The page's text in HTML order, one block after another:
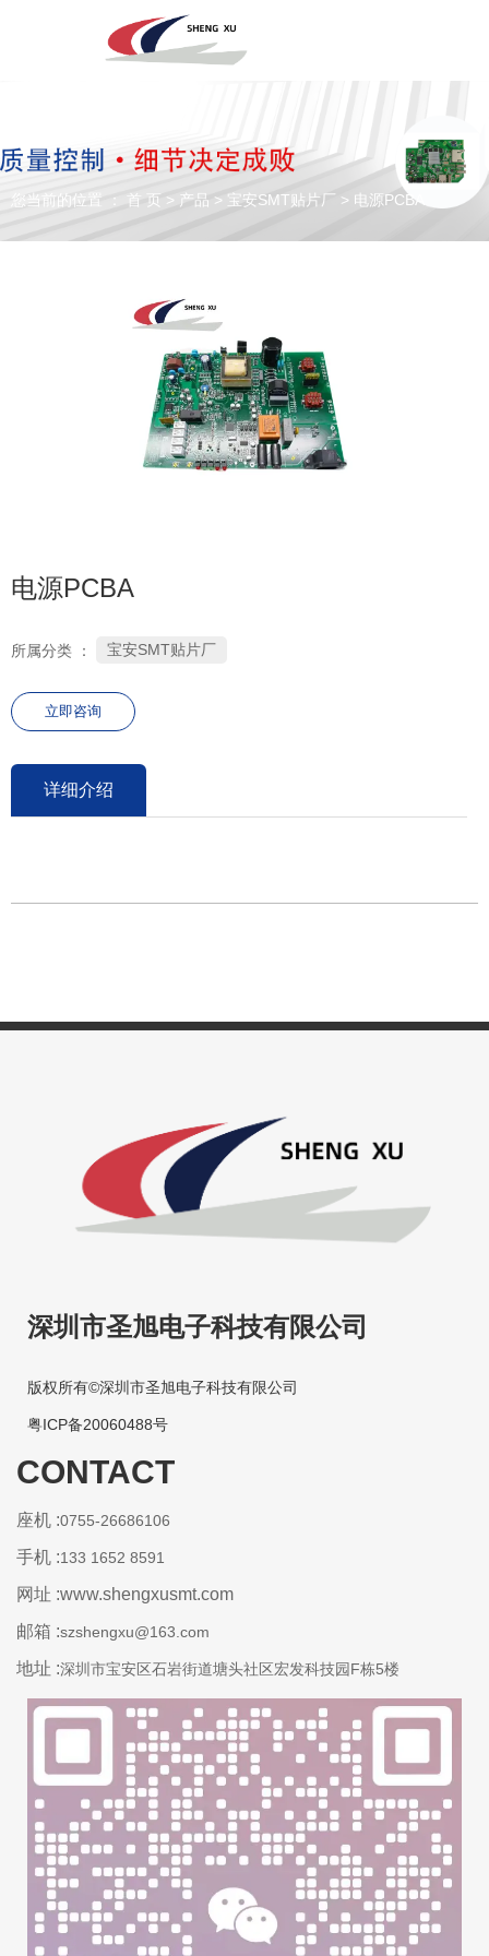
您当前的位置 ： 首 页 > 产品 > 宝安SMT贴片厂 > 电源PCBA
电源PCBA
所属分类 ： 宝安SMT贴片厂
立即咨询
详细介绍
深圳市圣旭电子科技有限公司
版权所有©深圳市圣旭电子科技有限公司
粤ICP备20060488号
CONTACT
座机 :0755-26686106
手机 :133 1652 8591
网址 :www.shengxusmt.com
邮箱 :szshengxu@163.com
地址 :深圳市宝安区石岩街道塘头社区宏发科技园F栋5楼